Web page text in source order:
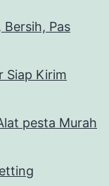
Bersih, Pas
Siap Kirim
pesta Murah